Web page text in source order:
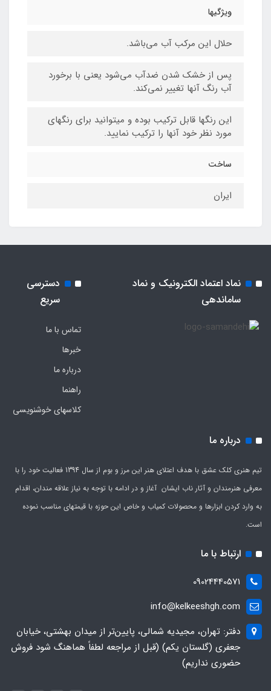
ویژگیها
حلال این مرکب آب می‌باشد.
پس از خشک شدن ضدآب می‌شود یعنی با برخورد
آب رنگ آنها تغییر نمی‌کند.
این رنگها قابل ترکیب بوده و میتوانید برای رنگهای
مورد نظر خود آنها را ترکیب نمایید.
ساخت
ایران
نماد اعتماد الکترونیک و نماد
ساماندهی
دسترسی
سریع
تماس با ما
خبرها
درباره ما
راهنما
کلاسهای خوشنویسی
درباره ما
تیم هنری کلک عشق با هدف اعتلای هنر این مرز و بوم از سال 1394 فعالیت خود را با
معرفی هنرمندان و آثار ناب ایشان آغاز و در ادامه با توجه به نیاز علاقه مندان، اقدام
به وارد کردن ابزارها و محصولات کمیاب و خاص این حوزه با قیمتهای مناسب نموده
است.
ارتباط با ما
09024440571
info@kelkeeshgh.com
دفتر: تهران، مجیدیه شمالی، پایین‌تر از میدان بهشتی، خیابان
جعفری (گلستان یکم) (قبل از مراجعه لطفاً هماهنگ شود فروش
حضوری نداریم)